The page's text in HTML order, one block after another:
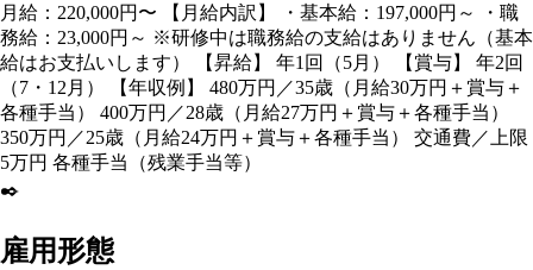
月給：220,000円〜 【月給内訳】 ・基本給：197,000円～ ・職
務給：23,000円～ ※研修中は職務給の支給はありません（基本
給はお支払いします） 【昇給】 年1回（5月） 【賞与】 年2回
（7・12月） 【年収例】 480万円／35歳（月給30万円＋賞与＋
各種手当） 400万円／28歳（月給27万円＋賞与＋各種手当）
350万円／25歳（月給24万円＋賞与＋各種手当） 交通費／上限
5万円 各種手当（残業手当等）
✒️
雇用形態